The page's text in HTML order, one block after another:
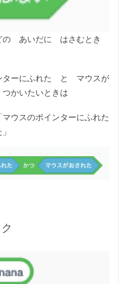
の あいだに はさむとき
ターにふれた と マウスが
かいたいときは
ウスのポインターにふれた